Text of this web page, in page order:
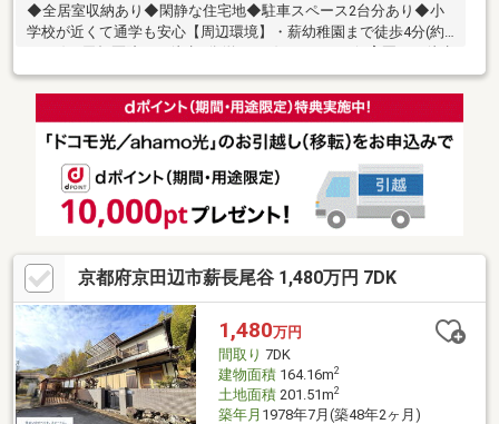
◆全居室収納あり◆閑静な住宅地◆駐車スペース2台分あり◆小
学校が近くて通学も安心【周辺環境】・薪幼稚園まで徒歩4分(約
9分(約690m)・ファミリーマート京田辺大住店まで徒歩13分(約
1000m)・京田辺市立 中央図書館まで徒歩19分(約1450m)・京田
辺市役所まで徒歩20分(約1560m)・アルプラザ京田辺まで徒歩24
分(約1870m)
京都府京田辺市薪長尾谷 1,480万円 7DK
1,480万円
間取り 7DK
建物面積164.16m2
土地面積201.51m2
築年月 1978年7月(築48年2ヶ月)